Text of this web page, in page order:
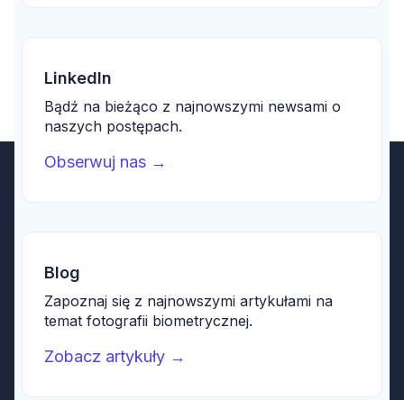
LinkedIn
Bądź na bieżąco z najnowszymi newsami o
naszych postępach.
Obserwuj nas →
Blog
Zapoznaj się z najnowszymi artykułami na
temat fotografii biometrycznej.
Zobacz artykuły →